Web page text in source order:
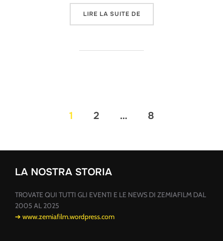
LIRE LA SUITE DE« LA RÉPUBLIQUE LIBRE
Pagination
1 2 … 8
LA NOSTRA STORIA
TROVATE QUI TUTTI GLI EVENTI E LE NEWS DI ZEMIAFILM DAL
2005 AL 2025
➔ www.zemiafilm.wordpress.com